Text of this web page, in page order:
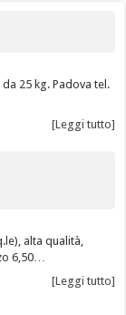
25 kg. Padova tel.
[Leggi tutto]
alta qualità,
6,50…
[Leggi tutto]